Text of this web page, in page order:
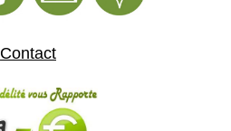
Contact